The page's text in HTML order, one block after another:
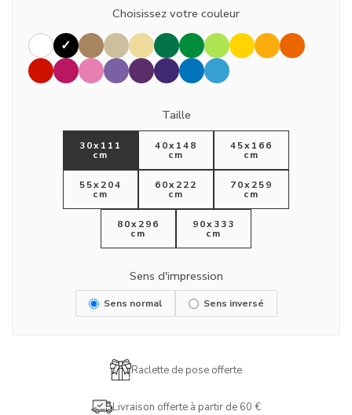
Choisissez votre couleur
Taille
30x111
cm
40x148
cm
45x166
cm
55x204
cm
60x222
cm
70x259
cm
80x296
cm
90x333
cm
Sens d'impression
Sens normal Sens inversé
Raclette de pose offerte
Livraison offerte à partir de 60 €